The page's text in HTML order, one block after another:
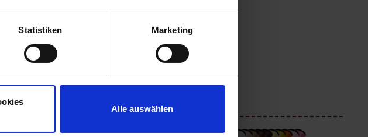
Statistiken Marketing
Alle auswählen